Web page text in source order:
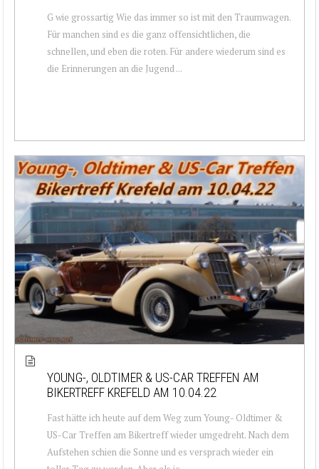
G wie grossartig Wie das immer so ist mit den Traumwagen.
Für manchen sind es die ganz offensichtlichen, die
schnellen, und eben die roten. Für andere wiederum sind es
die Erinnerungen an die Jugend ...
YOUNG-, OLDTIMER & US-CAR TREFFEN AM
BIKERTREFF KREFELD AM 10.04.22
Fast hätte ich heute auf dem Weg zum Young- Oldtimer &
US-Car Treffen am Bikertreff wieder umgedreht. Nach dem
Aufstehen schien die Sonne und es versprach wieder ein